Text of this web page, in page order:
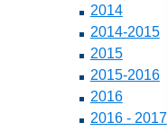
2014
2014-2015
2015
2015-2016
2016
2016 - 2017